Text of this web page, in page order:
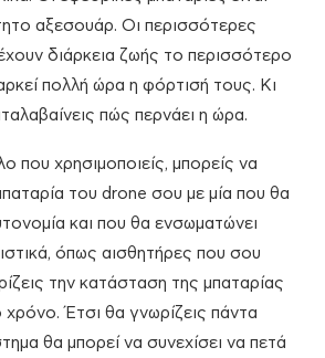
αξεσουάρ. Οι περισσότερες
διάρκεια ζωής το περισσότερο
πολλή ώρα η φόρτισή τους. Κι
πώς περνάει η ώρα.
που χρησιμοποιείς, μπορείς να
του drone σου με μία που θα
και που θα ενσωματώνει
όπως αισθητήρες που σου
την κατάσταση της μπαταρίας
Έτσι θα γνωρίζεις πάντα
θα μπορεί να συνεχίσει να πετά